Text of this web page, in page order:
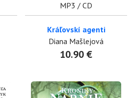
MP3 / CD
Kráľovskí agenti
Diana Mašlejová
10.90 €